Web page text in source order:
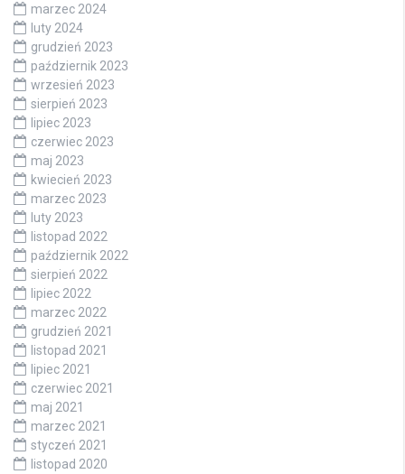
marzec 2024
luty 2024
grudzień 2023
październik 2023
wrzesień 2023
sierpień 2023
lipiec 2023
czerwiec 2023
maj 2023
kwiecień 2023
marzec 2023
luty 2023
listopad 2022
październik 2022
sierpień 2022
lipiec 2022
marzec 2022
grudzień 2021
listopad 2021
lipiec 2021
czerwiec 2021
maj 2021
marzec 2021
styczeń 2021
listopad 2020